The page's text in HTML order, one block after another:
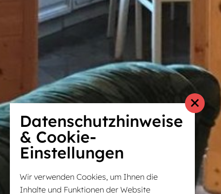
Datenschutzhinweise
& Cookie-
Einstellungen
Wir verwenden Cookies, um Ihnen die
Inhalte und Funktionen der Website